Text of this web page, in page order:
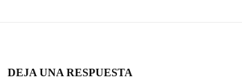
DEJA UNA RESPUESTA